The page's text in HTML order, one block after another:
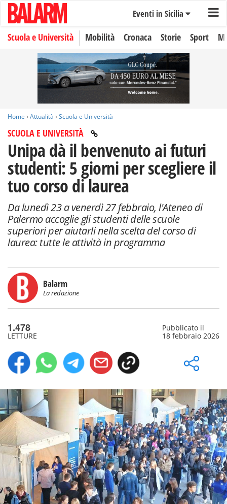
Eventi in Sicilia
Scuola e Università Mobilità Cronaca Storie Sport
Home › Attualità › Scuola e Università
SCUOLA E UNIVERSITÀ
Unipa dà il benvenuto ai futuri
studenti: 5 giorni per scegliere il
tuo corso di laurea
Da lunedì 23 a venerdì 27 febbraio, l'Ateneo di
Palermo accoglie gli studenti delle scuole
superiori per aiutarli nella scelta del corso di
laurea: tutte le attività in programma
Balarm
La redazione
1.478
LETTURE
Pubblicato il
18 febbraio 2026